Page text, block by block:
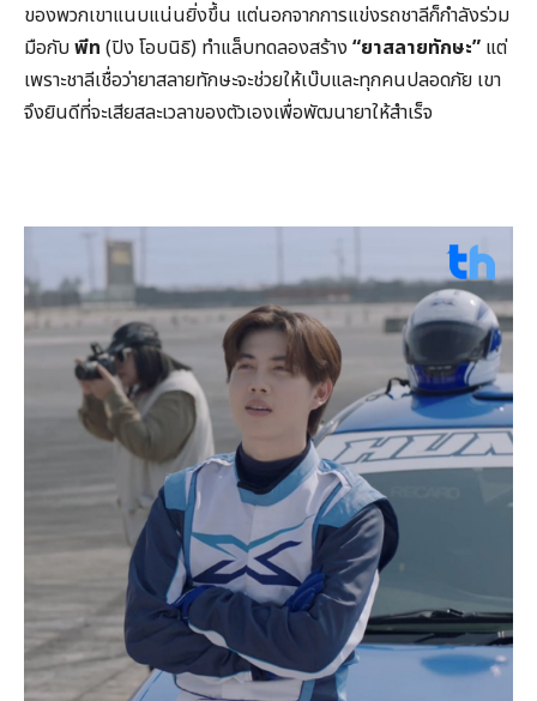
ของพวกเขาแนบแน่นยิ่งขึ้น แต่นอกจากการแข่งรถชาลีก็กำลังร่วม
มือกับพีท (ปิง โอบนิธิ) ทำแล็บทดลองสร้าง “ยาสลายทักษะ” แต่
เพราะชาลีเชื่อว่ายาสลายทักษะจะช่วยให้เบ๊บและทุกคนปลอดภัย เขา
จึงยินดีที่จะเสียสละเวลาของตัวเองเพื่อพัฒนายาให้สำเร็จ